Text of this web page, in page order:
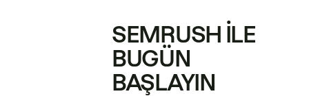
SEMRUSH ILE
BUGÜN
BAŞLAYIN